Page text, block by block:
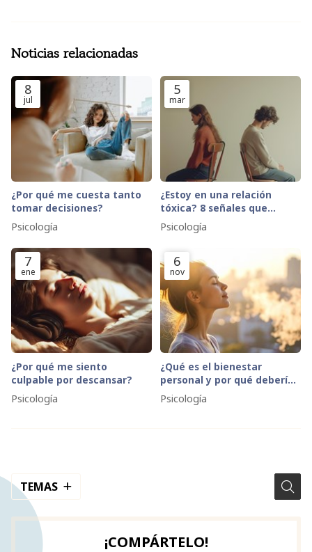
TEMAS
Noticias relacionadas
8
jul
¿Por qué me cuesta tanto
tomar decisiones?
Psicología
5
mar
¿Estoy en una relación
tóxica? 8 señales que
indican que es hora de
pedir ayuda
Psicología
7
ene
¿Por qué me siento
culpable por descansar?
Psicología
6
nov
¿Qué es el bienestar
personal y por qué deberías
empezar a trabajarlo ya?
Psicología
¡COMPÁRTELO!